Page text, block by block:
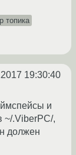
топика
19:30:40
и
~/.ViberPC/,
должен